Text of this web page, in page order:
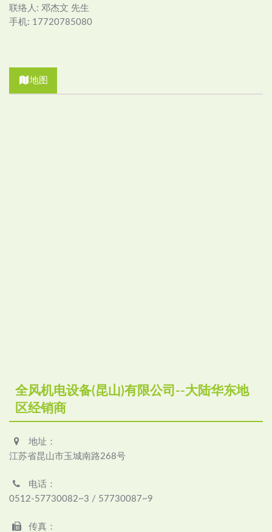
联络人: 邓杰文 先生
手机: 17720785080
地图
全风机电设备(昆山)有限公司--大陆华东地
区经销商
地址：
江苏省昆山市玉城南路268号
电话：
0512-57730082~3 / 57730087~9
传真：